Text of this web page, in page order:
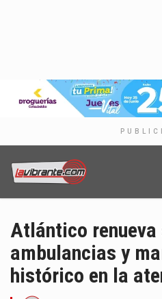
Atlántico
ambulancias y
histórico en la